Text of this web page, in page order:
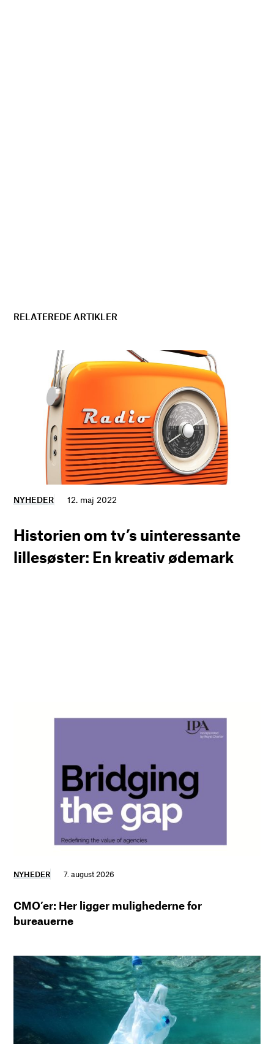
RELATEREDE ARTIKLER
NYHEDER 12. maj 2022
Historien om tv’s uinteressante
lillesøster: En kreativ ødemark
NYHEDER 7. august 2026
CMO’er: Her ligger mulighederne for
bureauerne